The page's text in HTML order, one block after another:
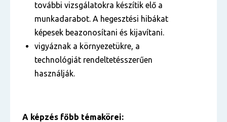
további vizsgálatokra készítik elő a
munkadarabot. A hegesztési hibákat
képesek beazonosítani és kijavítani.
vigyáznak a környezetükre, a
technológiát rendeltetésszerűen
használják.
A képzés főbb témakörei: